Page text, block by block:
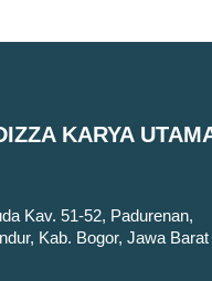
KARYA
Kav. 51-52, Padurenan,
Kab. Bogor, Jawa